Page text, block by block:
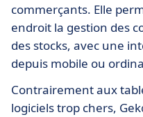
commerçants. Elle
endroit la gestion des
des stocks, avec une
depuis mobile ou
Contrairement aux
logiciels trop chers,